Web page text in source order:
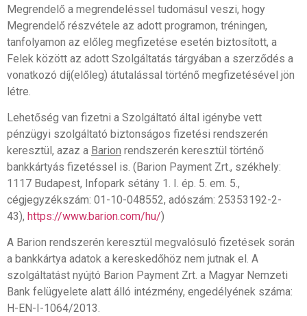
Megrendelő a megrendeléssel tudomásul veszi, hogy
Megrendelő részvétele az adott programon, tréningen,
tanfolyamon az előleg megfizetése esetén biztosított, a
Felek között az adott Szolgáltatás tárgyában a szerződés a
vonatkozó díj(előleg) átutalással történő megfizetésével jön
létre.
Lehetőség van fizetni a Szolgáltató által igénybe vett
pénzügyi szolgáltató biztonságos fizetési rendszerén
keresztül, azaz a Barion rendszerén keresztül történő
bankkártyás fizetéssel is. (Barion Payment Zrt., székhely:
1117 Budapest, Infopark sétány 1. I. ép. 5. em. 5.,
cégjegyzékszám: 01-10-048552, adószám: 25353192-2-
43), https://www.barion.com/hu/)
A Barion rendszerén keresztül megvalósuló fizetések során
a bankkártya adatok a kereskedőhöz nem jutnak el. A
szolgáltatást nyújtó Barion Payment Zrt. a Magyar Nemzeti
Bank felügyelete alatt álló intézmény, engedélyének száma:
H-EN-I-1064/2013.